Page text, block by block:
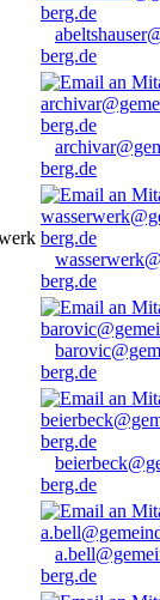
berg.de
berg.de
berg.de
berg.de
berg.de
berg.de